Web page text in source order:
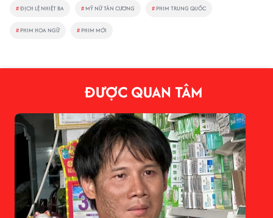
#ĐỊCH LỆ NHIỆT BA # MỸ NỮ TÂN CƯƠNG # PHIM TRUNG QUỐC
# PHIM HOA NGỮ # PHIM MỚI
ĐƯỢC QUAN TÂM